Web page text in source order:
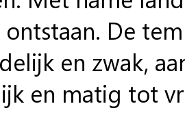
De
en zwak,
en matig tot